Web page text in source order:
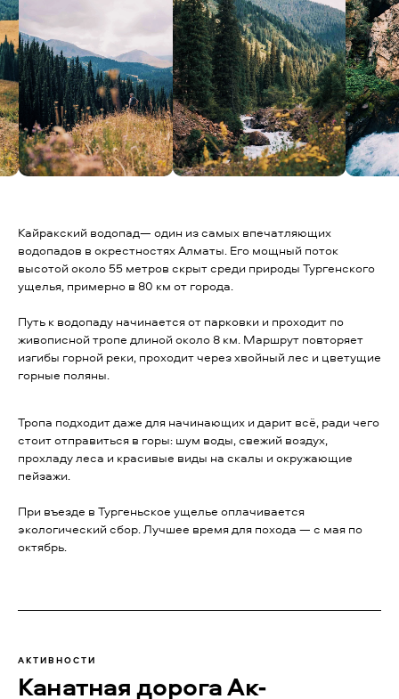
Кайракский водопад— один из самых впечатляющих
водопадов в окрестностях Алматы. Его мощный поток
высотой около 55 метров скрыт среди природы Тургенского
ущелья, примерно в 80 км от города.
Путь к водопаду начинается от парковки и проходит по
живописной тропе длиной около 8 км. Маршрут повторяет
изгибы горной реки, проходит через хвойный лес и цветущие
горные поляны.
Тропа подходит даже для начинающих и дарит всё, ради чего
стоит отправиться в горы: шум воды, свежий воздух,
прохладу леса и красивые виды на скалы и окружающие
пейзажи.
При въезде в Тургеньское ущелье оплачивается
экологический сбор. Лучшее время для похода — с мая по
октябрь.
Канатная дорога Ак-
АКТИВНОСТИ